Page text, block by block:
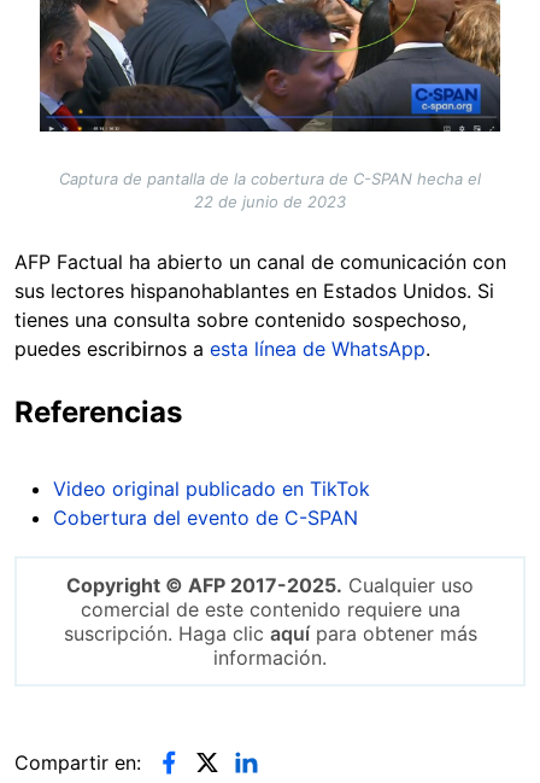
Captura de pantalla de la cobertura de C-SPAN hecha el
22 de junio de 2023
AFP Factual ha abierto un canal de comunicación con
sus lectores hispanohablantes en Estados Unidos. Si
tienes una consulta sobre contenido sospechoso,
puedes escribirnos a esta línea de WhatsApp.
Referencias
Video original publicado en TikTok
Cobertura del evento de C-SPAN
Copyright © AFP 2017-2025. Cualquier uso
comercial de este contenido requiere una
suscripción. Haga clic aquípara obtener más
información.
Compartir en: